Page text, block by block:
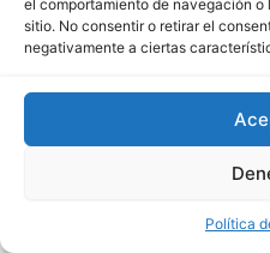
el comportamiento de navegación
sitio. No consentir o retirar el
negativamente a ciertas
Política
Todos los derechos ©